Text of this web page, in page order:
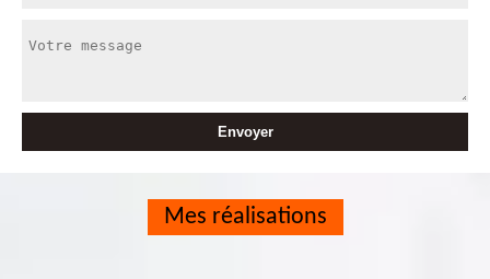
Mes réalisations